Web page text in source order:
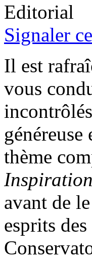
Editorial
Signaler
Il est
vous
thème
avant de
esprits